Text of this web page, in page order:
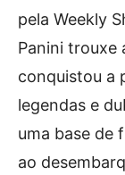
pela Weekly
Panini trouxe
conquistou a
legendas e
uma base de
ao